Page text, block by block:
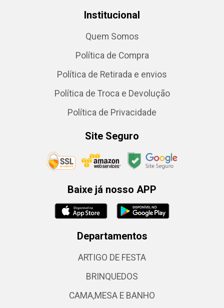
Institucional
Quem Somos
Política de Compra
Política de Retirada e envios
Política de Troca e Devolução
Política de Privacidade
Site Seguro
Baixe já nosso APP
Departamentos
ARTIGO DE FESTA
BRINQUEDOS
CAMA,MESA E BANHO